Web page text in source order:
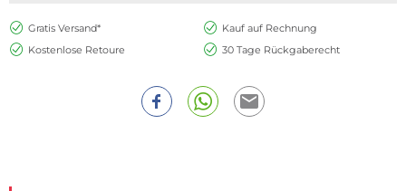
Gratis Versand*
Kauf auf Rechnung
Kostenlose Retoure
30 Tage Rückgaberecht